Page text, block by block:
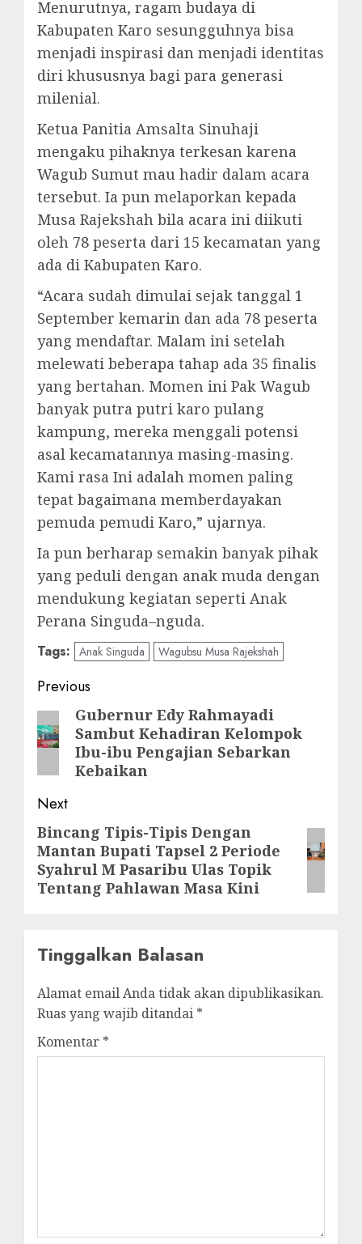
Menurutnya, ragam budaya di
Kabupaten Karo sesungguhnya bisa
menjadi inspirasi dan menjadi identitas
diri khususnya bagi para generasi
milenial.
Ketua Panitia Amsalta Sinuhaji
mengaku pihaknya terkesan karena
Wagub Sumut mau hadir dalam acara
tersebut. Ia pun melaporkan kepada
Musa Rajekshah bila acara ini diikuti
oleh 78 peserta dari 15 kecamatan yang
ada di Kabupaten Karo.
“Acara sudah dimulai sejak tanggal 1
September kemarin dan ada 78 peserta
yang mendaftar. Malam ini setelah
melewati beberapa tahap ada 35 finalis
yang bertahan. Momen ini Pak Wagub
banyak putra putri karo pulang
kampung, mereka menggali potensi
asal kecamatannya masing-masing.
Kami rasa Ini adalah momen paling
tepat bagaimana memberdayakan
pemuda pemudi Karo,” ujarnya.
Ia pun berharap semakin banyak pihak
yang peduli dengan anak muda dengan
mendukung kegiatan seperti Anak
Perana Singuda–nguda.
Tags: Anak Singuda Wagubsu Musa Rajekshah
Post
navigation
Previous
Previous
post:
Gubernur Edy Rahmayadi
Sambut Kehadiran Kelompok
Ibu-ibu Pengajian Sebarkan
Kebaikan
Next
Next
post:
Bincang Tipis-Tipis Dengan
Mantan Bupati Tapsel 2 Periode
Syahrul M Pasaribu Ulas Topik
Tentang Pahlawan Masa Kini
Tinggalkan Balasan
Alamat email Anda tidak akan dipublikasikan.
Ruas yang wajib ditandai *
Komentar *